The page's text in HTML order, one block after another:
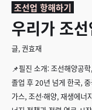
조선업 항해하기
우리가 조
글, 권효재
📌필진 소개: 조선해양공
졸업 후 20년 넘게 한국,
가스, 조선·해양, 재생에